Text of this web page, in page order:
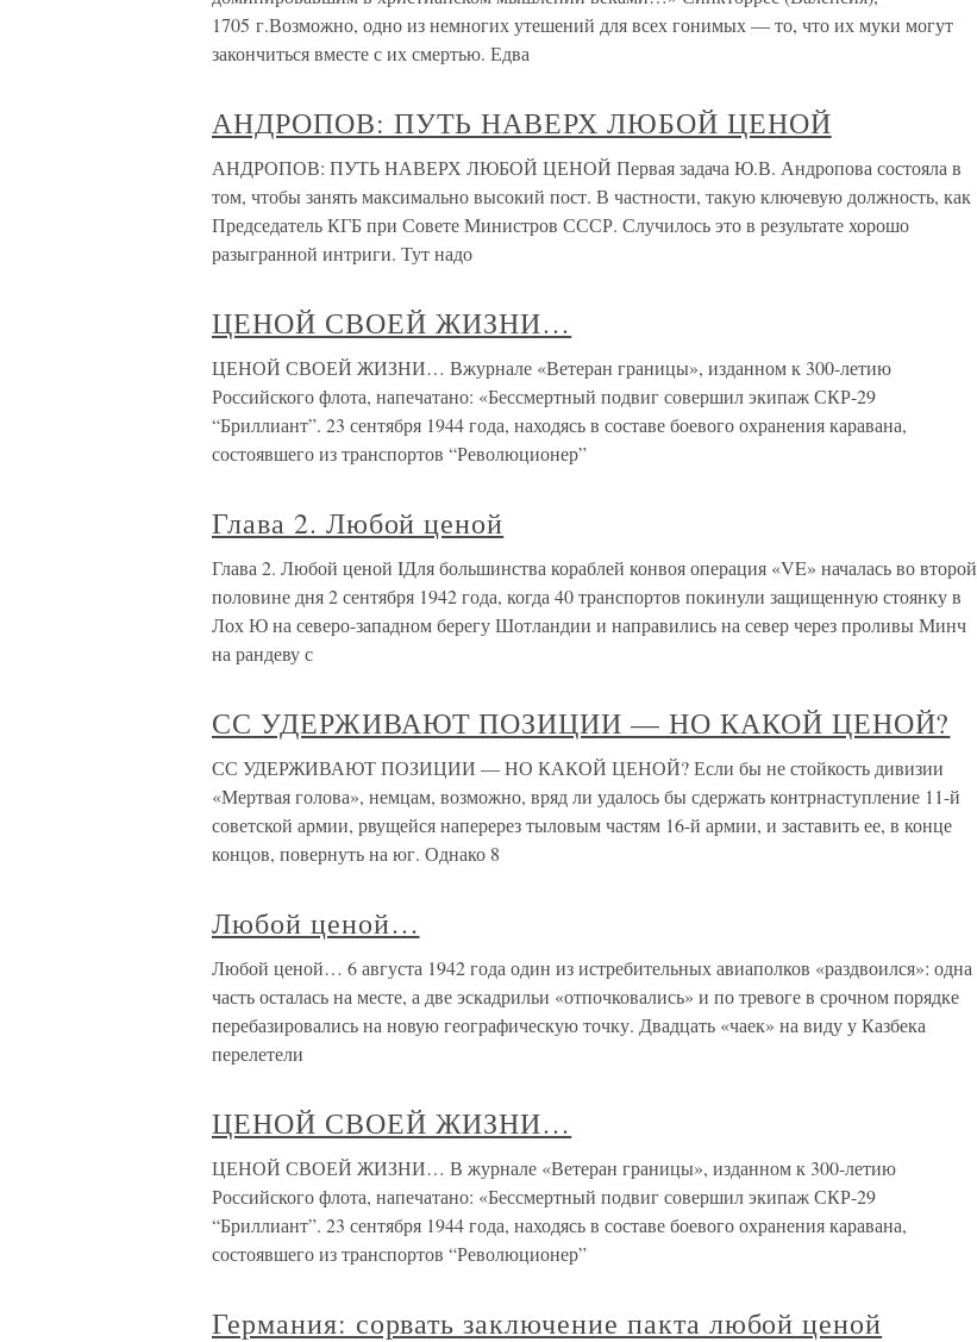
1705 г.Возможно, одно из немногих утешений для всех гонимых — то, что их муки могут
закончиться вместе с их смертью. Едва
АНДРОПОВ: ПУТЬ НАВЕРХ ЛЮБОЙ ЦЕНОЙ
АНДРОПОВ: ПУТЬ НАВЕРХ ЛЮБОЙ ЦЕНОЙ Первая задача Ю.В. Андропова состояла в
том, чтобы занять максимально высокий пост. В частности, такую ключевую должность, как
Председатель КГБ при Совете Министров СССР. Случилось это в результате хорошо
разыгранной интриги. Тут надо
ЦЕНОЙ СВОЕЙ ЖИЗНИ…
ЦЕНОЙ СВОЕЙ ЖИЗНИ… Вжурнале «Ветеран границы», изданном к 300-летию
Российского флота, напечатано: «Бессмертный подвиг совершил экипаж СКР-29
“Бриллиант”. 23 сентября 1944 года, находясь в составе боевого охранения каравана,
состоявшего из транспортов “Революционер”
Глава 2. Любой ценой
Глава 2. Любой ценой IДля большинства кораблей конвоя операция «VE» началась во второй
половине дня 2 сентября 1942 года, когда 40 транспортов покинули защищенную стоянку в
Лох Ю на северо-западном берегу Шотландии и направились на север через проливы Минч
на рандеву с
СС УДЕРЖИВАЮТ ПОЗИЦИИ — НО КАКОЙ ЦЕНОЙ?
СС УДЕРЖИВАЮТ ПОЗИЦИИ — НО КАКОЙ ЦЕНОЙ? Если бы не стойкость дивизии
«Мертвая голова», немцам, возможно, вряд ли удалось бы сдержать контрнаступление 11-й
советской армии, рвущейся наперерез тыловым частям 16-й армии, и заставить ее, в конце
концов, повернуть на юг. Однако 8
Любой ценой…
Любой ценой… 6 августа 1942 года один из истребительных авиаполков «раздвоился»: одна
часть осталась на месте, а две эскадрильи «отпочковались» и по тревоге в срочном порядке
перебазировались на новую географическую точку. Двадцать «чаек» на виду у Казбека
перелетели
ЦЕНОЙ СВОЕЙ ЖИЗНИ…
ЦЕНОЙ СВОЕЙ ЖИЗНИ… В журнале «Ветеран границы», изданном к 300-летию
Российского флота, напечатано: «Бессмертный подвиг совершил экипаж СКР-29
“Бриллиант”. 23 сентября 1944 года, находясь в составе боевого охранения каравана,
состоявшего из транспортов “Революционер”
Германия: сорвать заключение пакта любой ценой